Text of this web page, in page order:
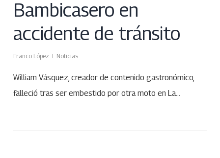
Bambicasero en
accidente de tránsito
Franco López Noticias
William Vásquez, creador de contenido gastronómico,
falleció tras ser embestido por otra moto en La…